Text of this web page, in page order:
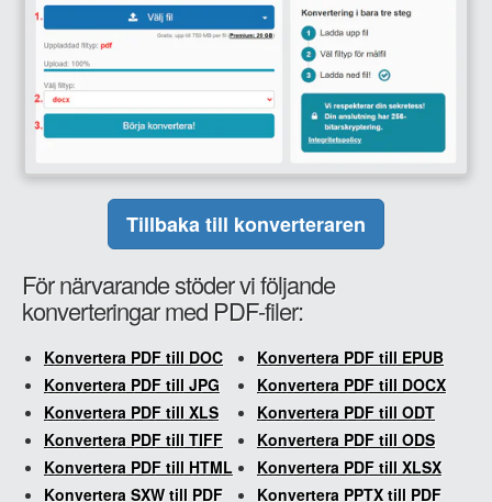
Tillbaka till konverteraren
För närvarande stöder vi följande
konverteringar med PDF-filer:
Konvertera PDF till DOC
Konvertera PDF till EPUB
Konvertera PDF till JPG
Konvertera PDF till DOCX
Konvertera PDF till XLS
Konvertera PDF till ODT
Konvertera PDF till TIFF
Konvertera PDF till ODS
Konvertera PDF till HTML
Konvertera PDF till XLSX
Konvertera SXW till PDF
Konvertera PPTX till PDF